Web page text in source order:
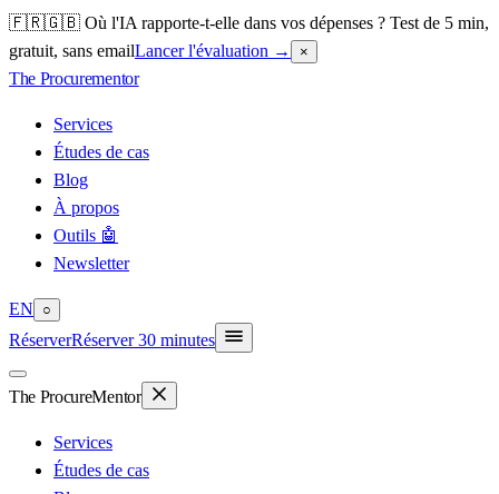
🇫🇷🇬🇧 Où l'IA rapporte-t-elle dans vos dépenses ? Test de 5 min,
gratuit, sans emailLancer l'évaluation → ×
The Procurementor
Services
Études de cas
Blog
À propos
Outils 🤖
Newsletter
EN ○
RéserverRéserver 30 minutes
The ProcureMentor
Services
Études de cas